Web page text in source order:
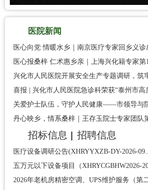
医院新闻
招标信息 招聘信息
医疗设备调研公告(XHRYYXZB-DY-2026-
五万元以下设备项目（XHRYCGBHW2026-
2026年老机房精密空调、UPS维护服务（第